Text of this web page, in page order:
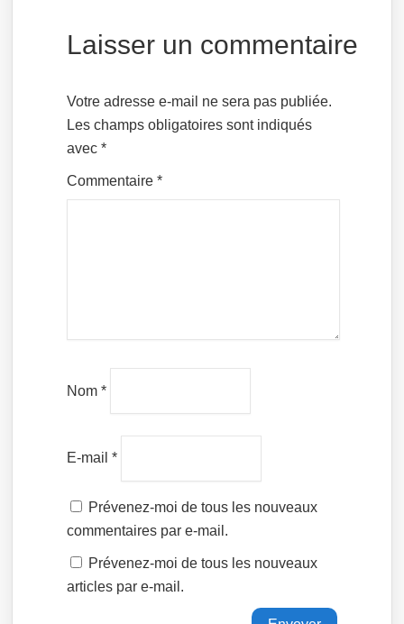
Laisser un commentaire
Votre adresse e-mail ne sera pas publiée.
Les champs obligatoires sont indiqués
avec*
Commentaire*
Nom*
E-mail*
Prévenez-moi de tous les nouveaux
commentaires par e-mail.
Prévenez-moi de tous les nouveaux
articles par e-mail.